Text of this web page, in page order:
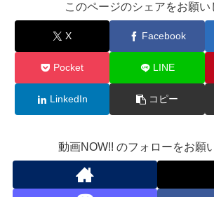
このページのシェアをお願い
X Facebook
Pocket LINE
LinkedIn コピー
動画NOW!! のフォローをお願